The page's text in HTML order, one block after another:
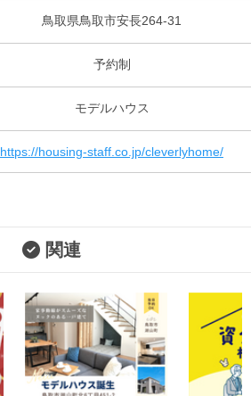
鳥取県鳥取市安長264-31
予約制
モデルハウス
https://housing-staff.co.jp/cleverlyhome/
関連